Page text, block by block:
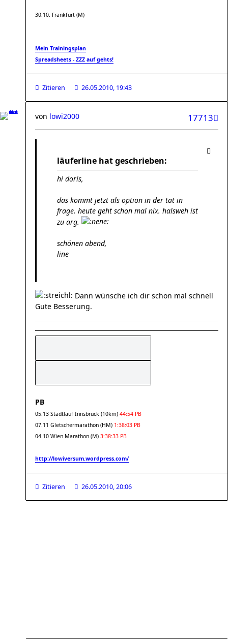
30.10. Frankfurt (M)
Mein Trainingsplan
Spreadsheets - ZZZ auf gehts!
Zitieren 26.05.2010, 19:43
17713
von lowi2000
läuferline hat geschrieben:
hi doris,
das kommt jetzt als option in der tat in
frage. heute geht schon mal nix. halsweh ist
zu arg.
schönen abend,
line
Dann wünsche ich dir schon mal schnell
Gute Besserung.
PB
05.13 Stadtlauf Innsbruck (10km) 44:54 PB
07.11 Gletschermarathon (HM) 1:38:03 PB
04.10 Wien Marathon (M) 3:38:33 PB
http://lowiversum.wordpress.com/
Zitieren 26.05.2010, 20:06